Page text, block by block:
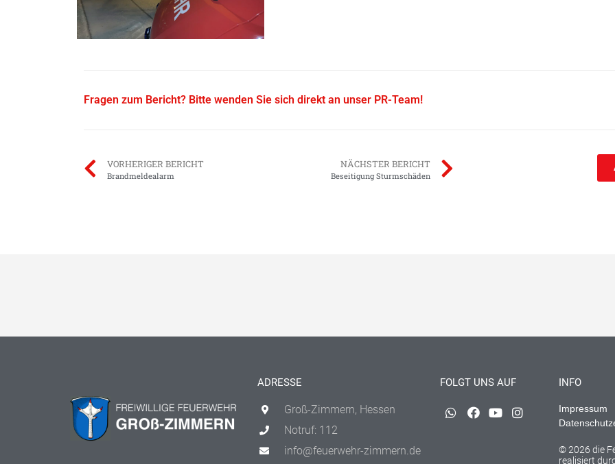
Fragen zum Bericht? Bitte wenden Sie sich direkt an unser PR-Team!
VORHERIGER BERICHT
Brandmeldealarm
NÄCHSTER BERICHT
Beseitigung Sturmschäden
ADRESSE
Groß-Zimmern, Hessen
Notruf: 112
info@feuerwehr-zimmern.de
FOLGT UNS AUF INFO
Impressum
© 2026 die
realisiert